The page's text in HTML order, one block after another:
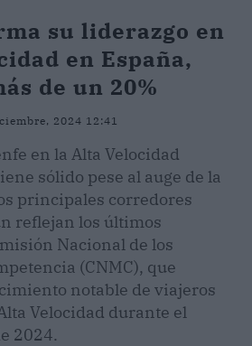
su liderazgo en
en España,
de un 20%
2024 12:41
en la Alta Velocidad
sólido pese al auge de la
principales corredores
reflejan los últimos
Nacional de los
(CNMC), que
notable de viajeros
Velocidad durante el
2024.